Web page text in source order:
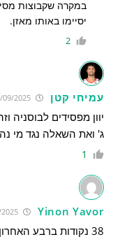
במקרה שקבוצות
יסיימו באותו מאזן.
2
עמיחי קטן
יוון מפסידים
ג' ואת השאלה נגד מי
1
Yinon Yavor
02/09/2025 17:06:04
38 נקודות ברבע האחרון. גועל נפש